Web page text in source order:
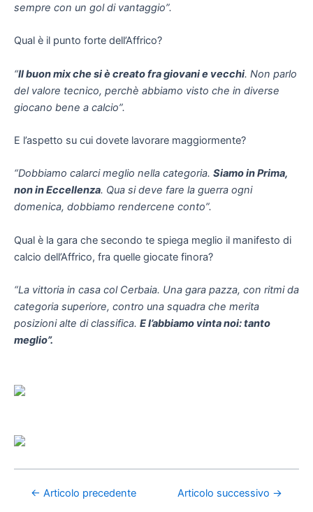
sempre con un gol di vantaggio”.
Qual è il punto forte dell’Affrico?
“Il buon mix che si è creato fra giovani e vecchi. Non parlo
del valore tecnico, perchè abbiamo visto che in diverse
giocano bene a calcio”.
E l’aspetto su cui dovete lavorare maggiormente?
“Dobbiamo calarci meglio nella categoria. Siamo in Prima,
non in Eccellenza. Qua si deve fare la guerra ogni
domenica, dobbiamo rendercene conto”.
Qual è la gara che secondo te spiega meglio il manifesto di
calcio dell’Affrico, fra quelle giocate finora?
“La vittoria in casa col Cerbaia. Una gara pazza, con ritmi da
categoria superiore, contro una squadra che merita
posizioni alte di classifica. E l’abbiamo vinta noi: tanto
meglio”.
← Articolo precedente Articolo successivo →